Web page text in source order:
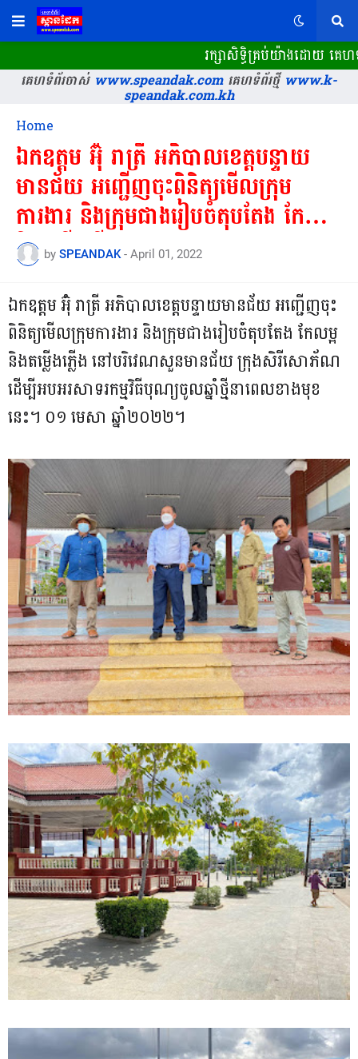
រក្សាសិទ្ធិគ្រប់យ៉ាងដោយ គេ
គេហទំព័រចាស់www.speandak.comគេហទំព័រថ្មីwww.k-
speandak.com.kh
Home
ឯកឧត្តម អ៊ុំ រាត្រី អភិបាលខេត្តបន្ទាយ
មានជ័យ អញ្ជើញចុះពិនិត្យមើលក្រុម
ការងារ និងក្រុមជាងរៀបចំតុបតែង កែលម្អ
និងតម្លើងភ្លើង2022
by SPEANDAK - April 01, 2022
ឯកឧត្តម អ៊ុំ រាត្រី អភិបាលខេត្តបន្ទាយមានជ័យ អញ្ជើញចុះ
ពិនិត្យមើលក្រុមការងារ និងក្រុមជាងរៀបចំតុបតែង កែលម្អ
និងតម្លើងភ្លើង នៅបរិវេណសួនមានជ័យ ក្រុងសិរីសោភ័ណ
ដើម្បីអបអរសាទរកម្មវិធីបុណ្យចូលឆ្នាំថ្មីនាពេលខាងមុខ
នេះ។ ០១ មេសា ឆ្នាំ២០២២។